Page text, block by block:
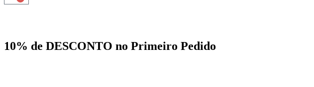
10% de DESCONTO no Primeiro Pedido